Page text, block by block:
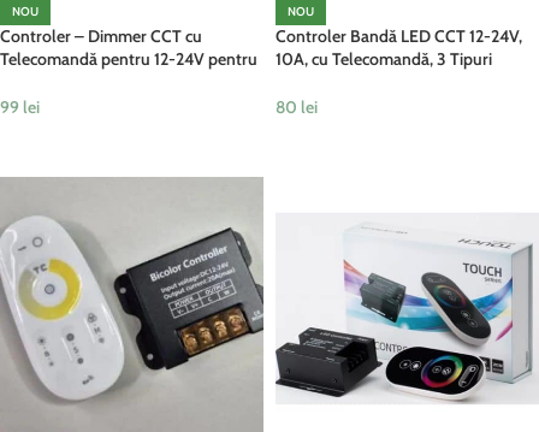
NOU
Controler – Dimmer CCT cu
Telecomandă pentru 12-24V pentru
99 lei
NOU
Controler Bandă LED CCT 12-24V,
10A, cu Telecomandă, 3 Tipuri
80 lei